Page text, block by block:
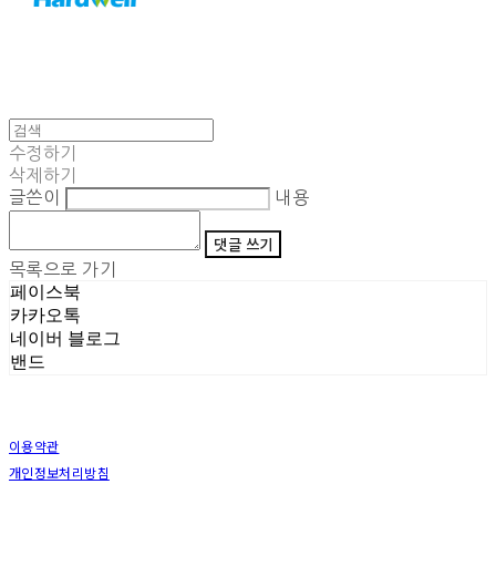
수정하기
삭제하기
글쓴이
내용
댓글 쓰기
목록으로 가기
페이스북
카카오톡
네이버 블로그
밴드
이용약관
개인정보처리방침